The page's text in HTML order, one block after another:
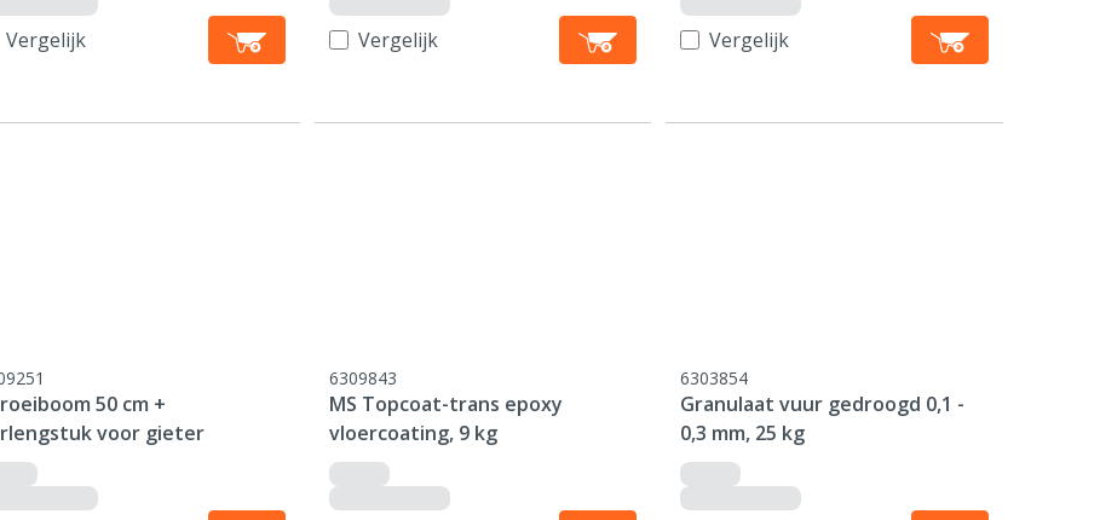
Vergelijk Vergelijk Vergelijk
50 cm +
voor gieter
6309843
MS Topcoat-trans epoxy
vloercoating, 9 kg
6303854
Granulaat vuur gedroogd 0,1 -
0,3 mm, 25 kg